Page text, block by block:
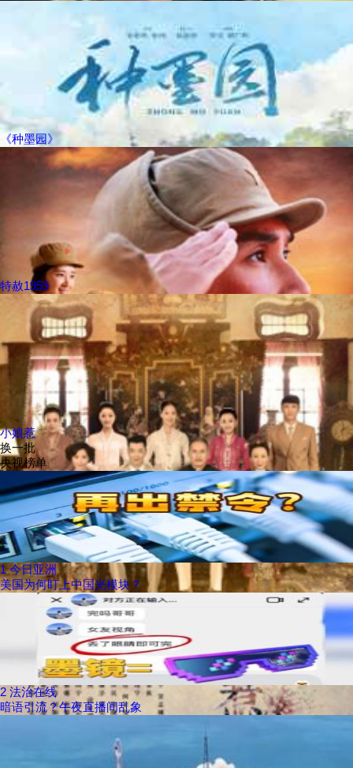
《种墨园》
特赦1959
小娘惹
换一批
央视榜单
1 今日亚洲
美国为何盯上中国光模块？
2 法治在线
暗语引流？午夜直播间乱象